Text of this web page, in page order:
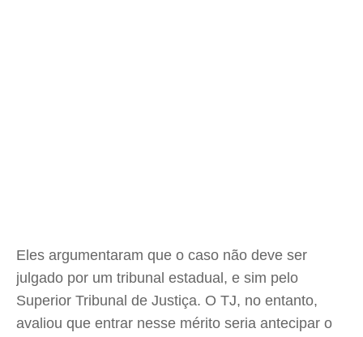
Eles argumentaram que o caso não deve ser
julgado por um tribunal estadual, e sim pelo
Superior Tribunal de Justiça. O TJ, no entanto,
avaliou que entrar nesse mérito seria antecipar o